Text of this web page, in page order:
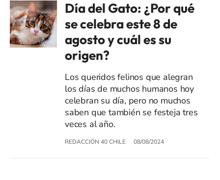
Día del Gato: ¿Por qué
se celebra este 8 de
agosto y cuál es su
origen?
Los queridos felinos que alegran
los días de muchos humanos hoy
celebran su día, pero no muchos
saben que también se festeja tres
veces al año.
REDACCIÓN 40 CHILE 08/08/2024